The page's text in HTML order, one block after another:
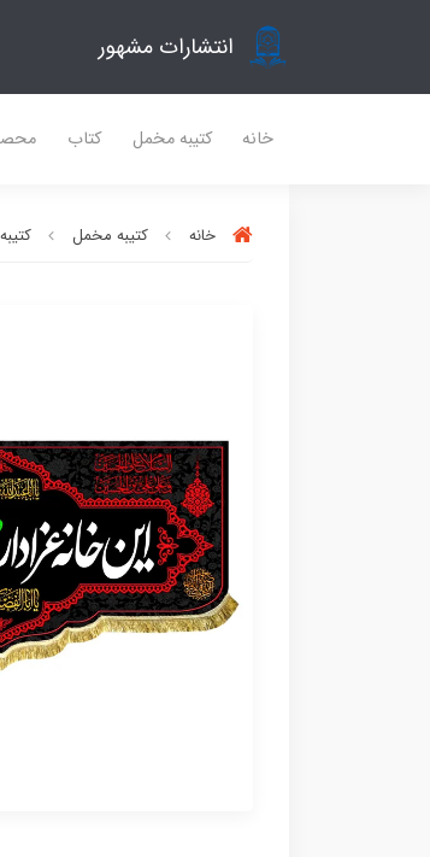
انتشارات مشهور
خانه کتیبه مخمل کتاب
خانه کتیبه مخمل